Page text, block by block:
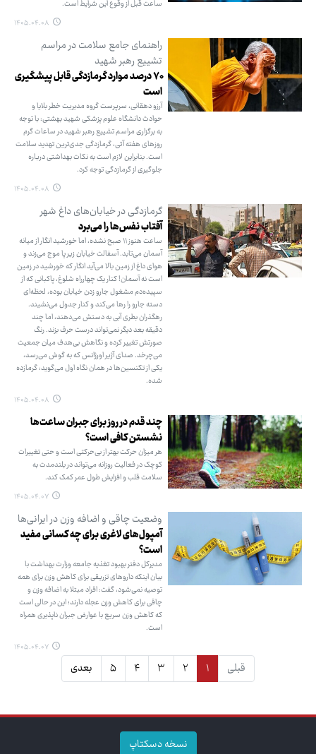
ساعت قبل از وقوع این شرایط است.
۱۴۰۵.۰۴.۰۸
راهنمای جامع سلامت در مراسم
تشییع رهبر شهید
۷۰ درصد موارد گرمازدگی قابل پیشگیری
است
آرزو دهقانی، سرپرست گروه مدیریت خطر بلایا و
حوادث دانشگاه علوم پزشکی شهید بهشتی: با توجه
به برگزاری مراسم تشییع رهبر شهید در ساعات گرم
روزهای هفته آتی، گرمازدگی جدی‌ترین تهدید سلامت
است. بنابراین لازم است به نکات بهداشتی درباره
جلوگیری از گرمازدگی توجه کرد.
۱۴۰۵.۰۴.۰۸
گرمازدگی در خیابان‌های داغ شهر
آفتاب نفس‌ها را می‌برد
ساعت هنوز ۱۱ صبح نشده، اما خورشید انگار از میانه
آسمان می‌تابد. آسفالت خیابان زیر پا موج می‌زند و
هوای داغ از زمین بالا می‌آید انگار که خورشید در زمین
است نه آسمان! کنار یک چهارراه شلوغ، پاکبانی که از
سپیده‌دم مشغول جارو زدن خیابان بوده، لحظه‌ای
دسته جارو را رها می‌کند و کنار جدول می‌نشیند.
رهگذران بطری آبی به دستش می‌دهند، اما چند
دقیقه بعد دیگر نمی‌تواند درست حرف بزند. رنگ
صورتش تغییر کرده و نگاهش بی‌هدف میان جمعیت
می‌چرخد. صدای آژیر اورژانس که به گوش می‌رسد،
یکی از تکنسین‌ها در همان نگاه اول می‌گوید: گرمازده
شده.
۱۴۰۵.۰۴.۰۸
چند قدم در روز برای جبران ساعت‌ها
نشستن کافی است؟
هر میزان حرکت بهتر از بی‌حرکتی است و حتی تغییرات
کوچک در فعالیت روزانه می‌تواند در بلندمدت به
سلامت قلب و افزایش طول عمر کمک کند.
۱۴۰۵.۰۴.۰۷
وضعیت چاقی و اضافه وزن در ایرانی‌ها
آمپول‌های لاغری برای چه کسانی مفید
است؟
مدیرکل دفتر بهبود تغذیه جامعه وزارت بهداشت با
بیان اینکه داروهای تزریقی برای کاهش وزن برای همه
توصیه نمی‌شود، گفت: افراد مبتلا به اضافه وزن و
چاقی برای کاهش وزن عجله دارند؛ این در حالی است
که کاهش وزن سریع با عوارض جبران ناپذیری همراه
است.
۱۴۰۵.۰۴.۰۷
قبلی ۱ ۲ ۳ ۴ ۵ بعدی
نسخه دسکتاپ